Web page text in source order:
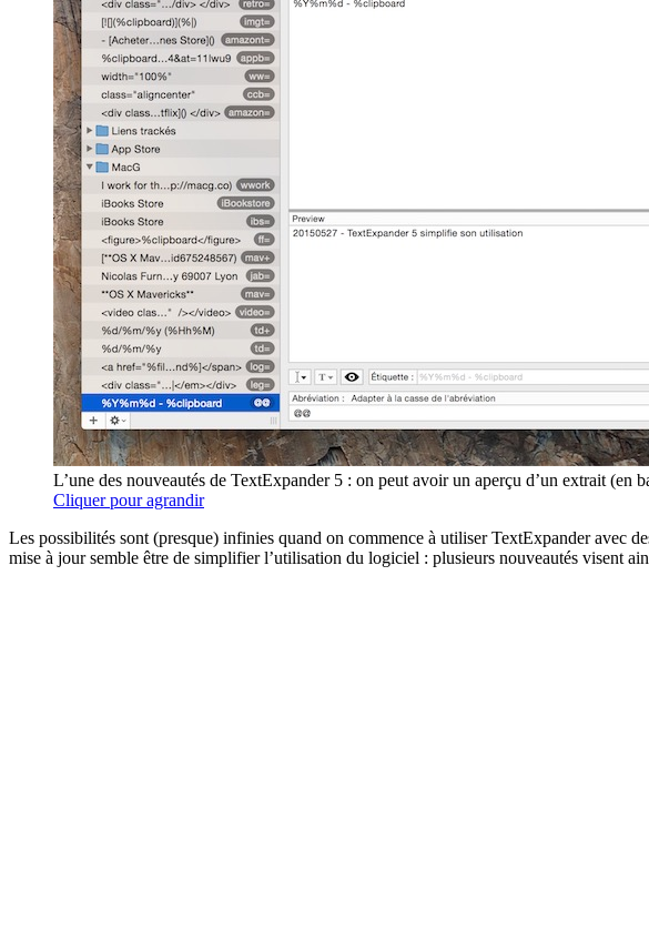
L’une des nouveautés de TextExpander 5 : on peut avoir un aperçu d’un extrait
Cliquer pour agrandir
Les possibilités sont (presque) infinies quand on commence à utiliser TextExpander avec
mise à jour semble être de simplifier l’utilisation du logiciel : plusieurs nouveautés visent